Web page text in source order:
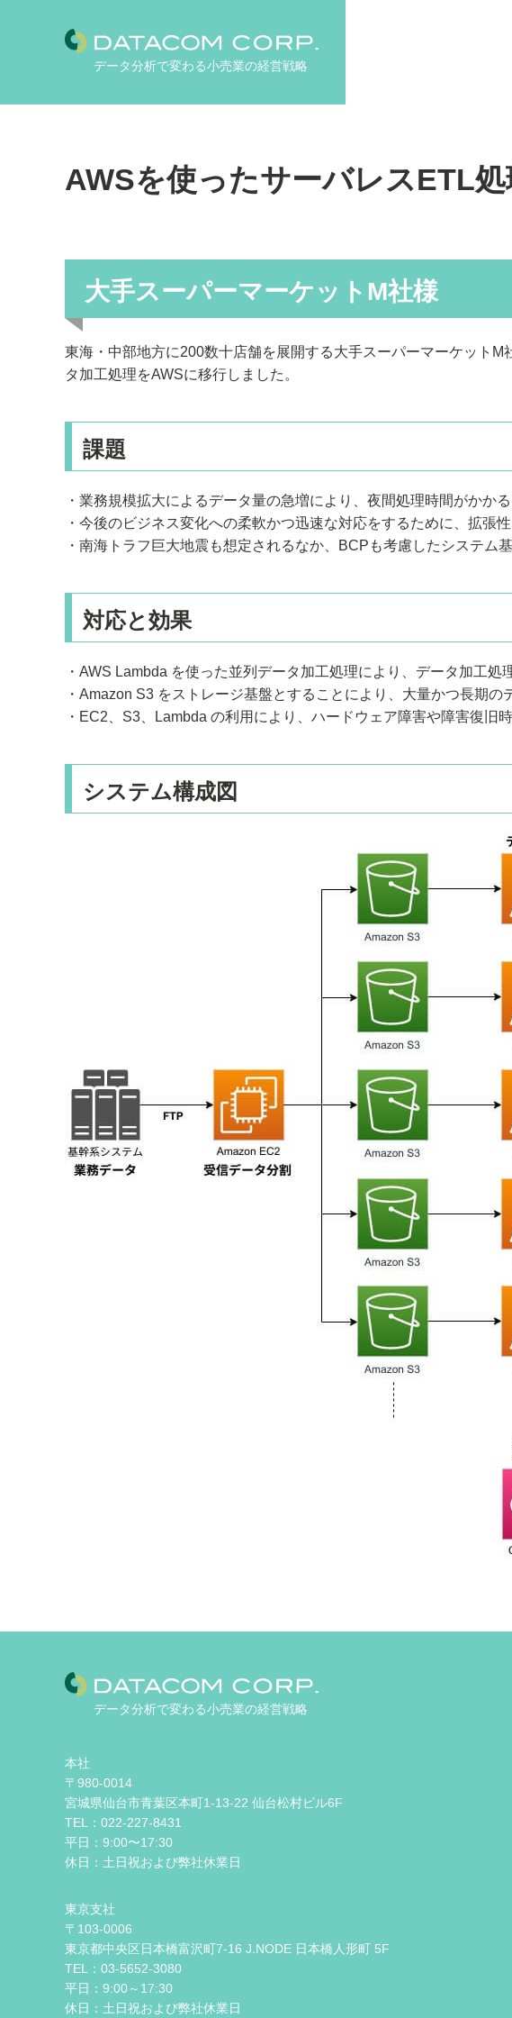
データ分析で変わる小売業の経営戦略
AWSを使ったサーバレスETL処
大手スーパーマーケットM社様
東海・中部地方に200数十店舗を展開する大手スーパーマーケッ トM
タ加工処理をAWSに移行しました。
課題
・業務規模拡大によるデータ量の急増により、夜間処理時間がかか
・今後のビジネス変化への柔軟かつ迅速な対応をするために、拡張
・南海トラフ巨大地震も想定されるなか、BCPも考慮したシステ ム
対応と効果
・AWS Lambda を使った並列データ加工処理により、データ加工処
・Amazon S3 をストレージ基盤とすることにより、大量かつ長期の
・EC2、S3、Lambda の利用により、ハードウェア障害や障害復旧
システム構成図
データ分析で変わる小売業の経営戦略
本社
〒980-0014
宮城県仙台市青葉区本町1-13-22 仙台松村ビル6F
TEL：022-227-8431
平日：9:00〜17:30
休日：土日祝および弊社休業日
東京支社
〒103-0006
東京都中央区日本橋富沢町7-16 J.NODE 日本橋人形町 5F
TEL：03-5652-3080
平日：9:00～17:30
休日：土日祝および弊社休業日